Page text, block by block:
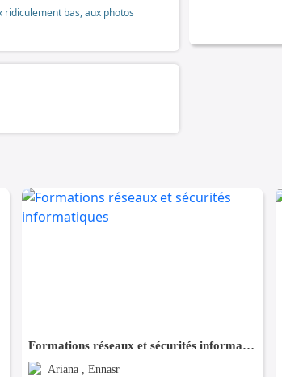
bas, aux photos
Formations réseaux et sécurités informatiques
Ariana , Ennasr